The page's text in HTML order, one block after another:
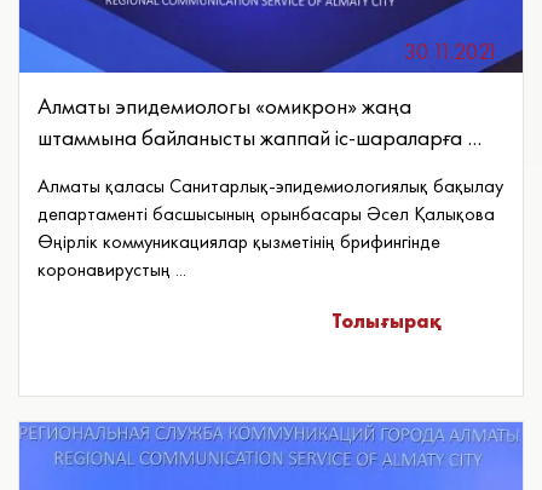
30.11.2021
Алматы эпидемиологы «омикрон» жаңа
штаммына байланысты жаппай іс-шараларға ...
Алматы қаласы Санитарлық-эпидемиологиялық бақылау
департаменті басшысының орынбасары Әсел Қалықова
Өңірлік коммуникациялар қызметінің брифингінде
коронавирустың ...
Толығырақ